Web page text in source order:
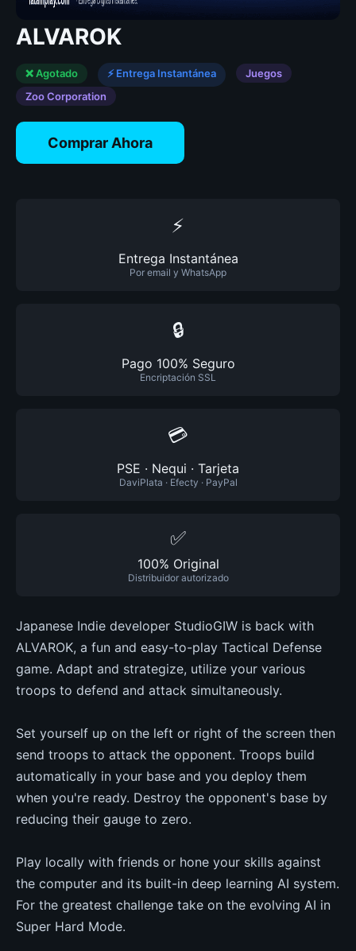
ALVAROK
❌ Agotado ⚡ Entrega Instantánea
Juegos
Zoo Corporation
Comprar Ahora
⚡
Entrega Instantánea
Por email y WhatsApp
🔒
Pago 100% Seguro
Encriptación SSL
💳
PSE · Nequi · Tarjeta
DaviPlata · Efecty · PayPal
✅
100% Original
Distribuidor autorizado
Japanese Indie developer StudioGIW is back with
ALVAROK, a fun and easy-to-play Tactical Defense
game. Adapt and strategize, utilize your various
troops to defend and attack simultaneously.
Set yourself up on the left or right of the screen then
send troops to attack the opponent. Troops build
automatically in your base and you deploy them
when you're ready. Destroy the opponent's base by
reducing their gauge to zero.
Play locally with friends or hone your skills against
the computer and its built-in deep learning AI system.
For the greatest challenge take on the evolving AI in
Super Hard Mode.